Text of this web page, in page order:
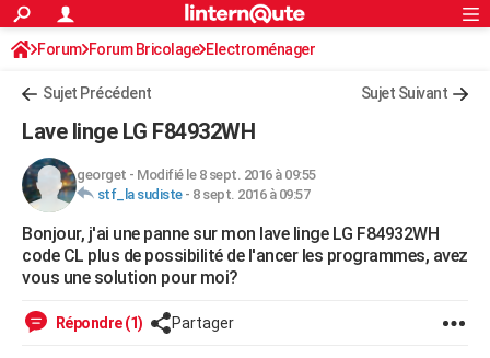
ACTUALITÉS
Politique
Société
Faits Divers
Education
Monde
Villes
+
FINANCE
Retraite
Impôts
Epargne
Immobilier
Risques naturels par ville
Banque
Assurance
Crédit
AUTO
Essais
Réserver un essai
Citadines
Berlines
SUV
Forum auto
+HIGH-TECH
Mobiles
Meilleur smartphone
Internet
Ordinateurs
Jeux vidéo
Guide high-tech
+
Forum
Aménagement intérieur
Extérieur
Cuisine
Salle de bains
Jardinage
Rangement
WEEK-END
S'inscrire
Connexion
Forum Forum Bricolage Electroménager
Sujet Précédent Sujet Suivant
Lave linge LG F84932WH
georget - Modifié le 8 sept. 2016 à 09:55
stf_la sudiste- 8 sept. 2016 à 09:57
Bonjour, j'ai une panne sur mon lave linge LG F84932WH
code CL plus de possibilité de l'ancer les programmes, avez
vous une solution pour moi?
Répondre (1) Partager